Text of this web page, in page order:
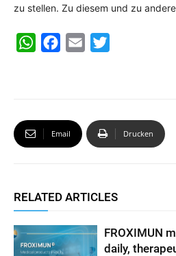
zu stellen. Zu diesem und zu
W
s
b
o
t
e
Email Drucken
RELATED ARTICLES
FROXIMUN
daily,